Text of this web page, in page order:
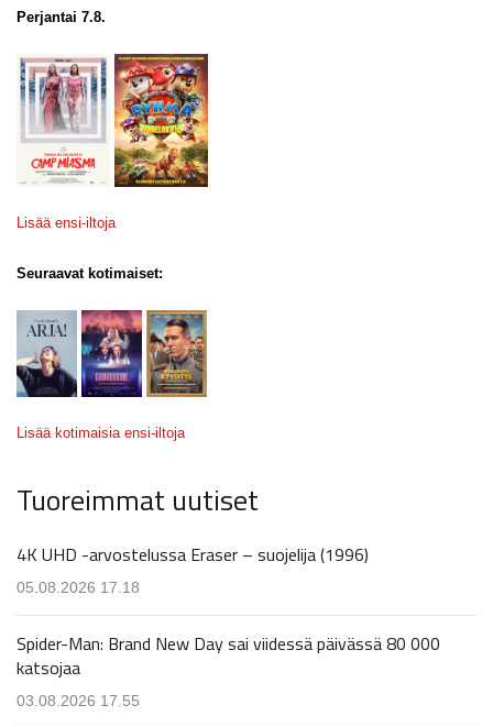
Perjantai 7.8.
Lisää ensi-iltoja
Seuraavat kotimaiset:
Lisää kotimaisia ensi-iltoja
Tuoreimmat uutiset
4K UHD -arvostelussa Eraser – suojelija (1996)
05.08.2026 17.18
Spider-Man: Brand New Day sai viidessä päivässä 80 000
katsojaa
03.08.2026 17.55